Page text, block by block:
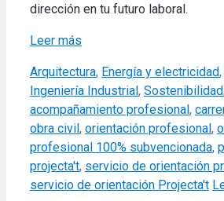
dirección en tu futuro laboral.
Leer más
Categories
Arquitectura, Energía y electricidad,
Ingeniería Industrial, Sostenibilidad,
acompañamiento profesional,
obra civil, orientación profesional,
profesional 100% subvencionada,
projecta't, servicio de orientación
servicio de orientación Projecta't